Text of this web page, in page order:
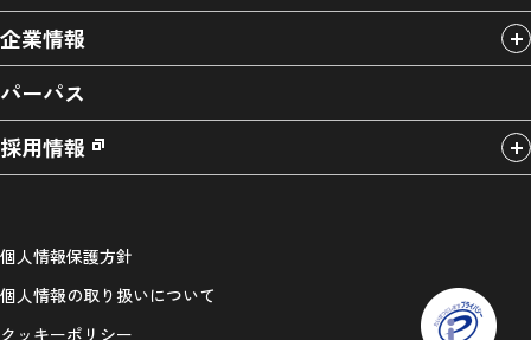
企業情報
パーパス
採用情報
個人情報保護方針
個人情報の取り扱いについて
クッキーポリシー